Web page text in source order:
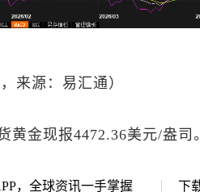
来源：易汇通）
黄金现报4472.36美元/盎司
，全球资讯一手掌握 下